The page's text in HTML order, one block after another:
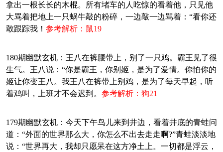
拿出一根长长的木棍。所有堵车的人吃惊的看着他，只见他
大骂着把地上一只蜗牛敲的粉碎，一边敲一边骂着：“看你还
敢跟踪我！ 参考解析：鼠19
180期幽默玄机：王八在裤腰带上，别了一只鸡。霸王见了很
生气。王八说：“你是霸王，你别姬，是为了爱情。你怕你的
姬让你变王八。我王八在裤带上别鸡，是为了每天早起，听
着鸡叫，上班才不会迟到。 参考解析：狗21
179期幽默玄机：今天下午鸟儿来到井边，看着井底的青蛙问
道：“外面的世界那么大，你怎么不出去走走啊?”青蛙淡淡地
说：“世界再大，我却只愿呆在这方净土上。一切都是浮云，